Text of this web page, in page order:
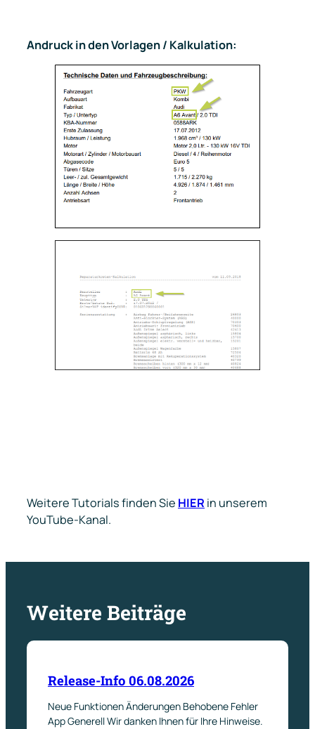
Andruck in den Vorlagen / Kalkulation:
Weitere Tutorials finden Sie HIER in unserem
YouTube-Kanal.
Weitere Beiträge
Release-Info 06.08.2026
Neue Funktionen Änderungen Behobene Fehler
App Generell Wir danken Ihnen für Ihre Hinweise.